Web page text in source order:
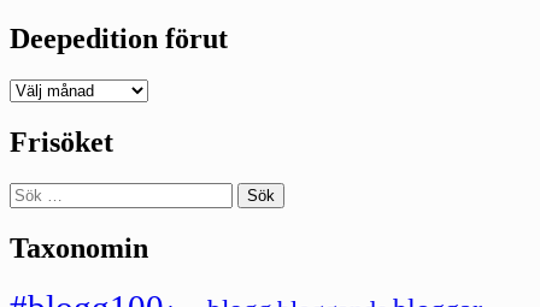
Deepedition förut
Deepedition
Frisöket
Sök
efter:
Taxonomin